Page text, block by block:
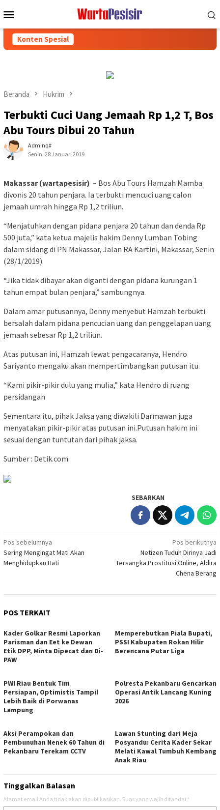
ke
Mobile
Konten Spesial
Beranda Hukrim
Terbukti Cuci Uang Jemaah Rp 1,2 T, Bos
Abu Tours Dibui 20 Tahun
Adminq#
Senin, 28 Januari 2019
Makassar (wartapesisir) – Bos Abu Tours Hamzah Mamba
divonis 20 tahun penjara. Ia terbukti mencuci uang calon
jemaah umrah hingga Rp 1,2 triliun.
“Menjatuhkan dengan pidana penjara 20 tahun dan denda Rp
500 juta,” kata ketua majelis hakim Denny Lumban Tobing
dalam sidang di PN Makassar, Jalan RA Kartini, Makassar, Senin
(28/1/2019).
“Jika tidak dibayar akan diganti dengan pidana kurungan 1
tahun empat bulan penjara,” sambungnya.
Dalam amar putusannya, Denny menyebut Hamzah terbukti
bersalah dalam pidana pencucian uang dan penggelapan uang
jemaah sebesar Rp 1,2 triliun.
Atas putusan ini, Hamzah lewat pengacaranya, Hendro
Sariyanto mengaku akan mempertimbangkan putusan itu.
“Kami pikir-pikir dulu yang mulia,” kata Hendro di ruang
persidangan
Sementara itu, pihak Jaksa yang diwakili Darmawan juga
menyatakan pikir-pikir atas putusan ini.Putusan hakim ini
sesuai dengan tuntutan dari pihak jaksa.
Sumber : Detik.com
SEBARKAN
Navigasi
pos
Pos sebelumnya
Sering Mengingat Mati Akan
Menghidupkan Hati
Pos berikutnya
Netizen Tuduh Dirinya Jadi
Tersangka Prostitusi Online, Aldira
Chena Berang
POS TERKAIT
Kader Golkar Resmi Laporkan
Parisman dan Eet ke Dewan
Etik DPP, Minta Dipecat dan Di-
PAW
Memperebutkan Piala Bupati,
PSSI Kabupaten Rokan Hilir
Berencana Putar Liga
PWI Riau Bentuk Tim
Persiapan, Optimistis Tampil
Lebih Baik di Porwanas
Lampung
Polresta Pekanbaru Gencarkan
Operasi Antik Lancang Kuning
2026
Aksi Perampokan dan
Pembunuhan Nenek 60 Tahun di
Pekanbaru Terekam CCTV
Lawan Stunting dari Meja
Posyandu: Cerita Kader Sekar
Melati Kawal Tumbuh Kembang
Anak Riau
Tinggalkan Balasan
Alamat email Anda tidak akan dipublikasikan. Ruas yang wajib ditandai *